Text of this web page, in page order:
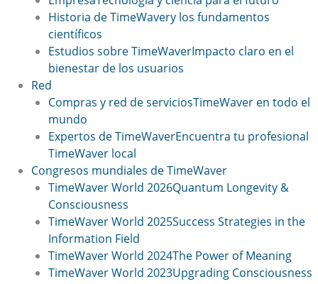
Historia de TimeWavery los fundamentos
científicos
Estudios sobre TimeWaverImpacto claro en el
bienestar de los usuarios
Red
Compras y red de serviciosTimeWaver en todo el
mundo
Expertos de TimeWaverEncuentra tu profesional
TimeWaver local
Congresos mundiales de TimeWaver
TimeWaver World 2026Quantum Longevity &
Consciousness
TimeWaver World 2025Success Strategies in the
Information Field
TimeWaver World 2024The Power of Meaning
TimeWaver World 2023Upgrading Consciousness